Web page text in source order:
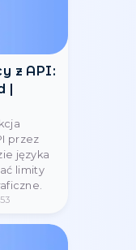
serwery
w Chrome?
i dostęp do